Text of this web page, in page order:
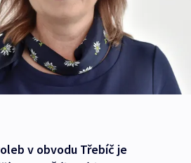
v obvodu Třebíč je